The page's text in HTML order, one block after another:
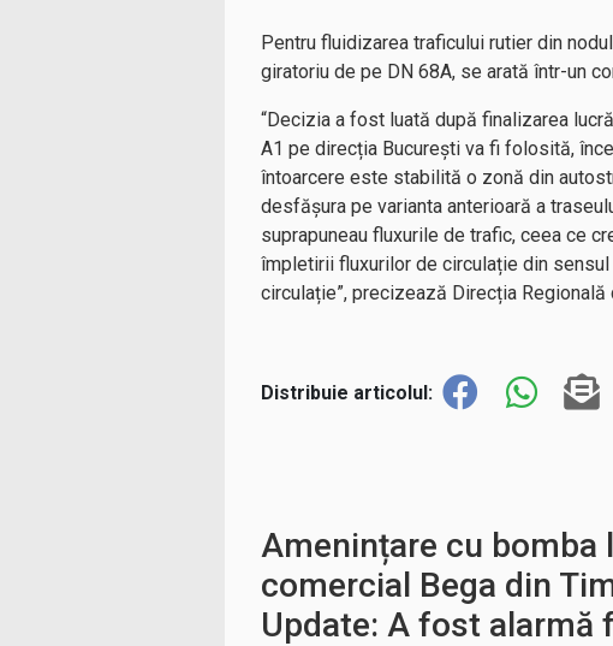
Pentru fluidizarea traficului rutier din
giratoriu de pe DN 68A, se arată într-un
“Decizia a fost luată după finalizarea
A1 pe direcția București va fi folosită,
întoarcere este stabilită o zonă din
desfășura pe varianta anterioară a
suprapuneau fluxurile de trafic, ceea ce
împletirii fluxurilor de circulație din
circulație”, precizează Direcția Regională
Distribuie articolul:
Amenințare cu bomba
comercial Bega din
Update: A fost alarmă